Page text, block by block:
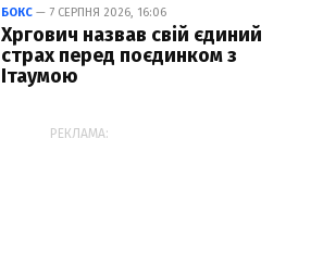
БОКС — 7 СЕРПНЯ 2026, 16:06
Хргович назвав свій єдиний
страх перед поєдинком з
Ітаумою
РЕКЛАМА: